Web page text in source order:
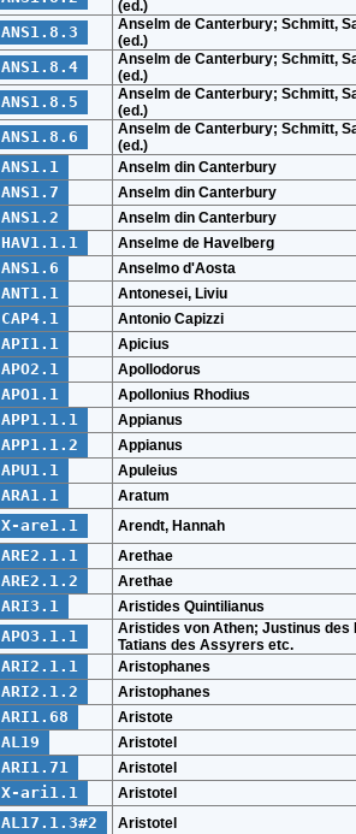
(ed.)
ANS1.8.3
Anselm de Canterbury; Schmitt,
(ed.)
ANS1.8.4
Anselm de Canterbury; Schmitt,
(ed.)
ANS1.8.5
Anselm de Canterbury; Schmitt,
(ed.)
ANS1.8.6
Anselm de Canterbury; Schmitt,
(ed.)
ANS1.1 Anselm din Canterbury
ANS1.7 Anselm din Canterbury
ANS1.2 Anselm din Canterbury
HAV1.1.1 Anselme de Havelberg
ANS1.6 Anselmo d'Aosta
ANT1.1 Antonesei, Liviu
CAP4.1 Antonio Capizzi
API1.1 Apicius
APO2.1 Apollodorus
APO1.1 Apollonius Rhodius
APP1.1.1 Appianus
APP1.1.2 Appianus
APU1.1 Apuleius
ARA1.1 Aratum
X-are1.1 Arendt, Hannah
ARE2.1.1 Arethae
ARE2.1.2 Arethae
ARI3.1 Aristides Quintilianus
APO3.1.1
Aristides von Athen; Justinus des
Tatians des Assyrers etc.
ARI2.1.1 Aristophanes
ARI2.1.2 Aristophanes
ARI1.68 Aristote
AL19 Aristotel
ARI1.71 Aristotel
X-ari1.1 Aristotel
AL17.1.3#2 Aristotel